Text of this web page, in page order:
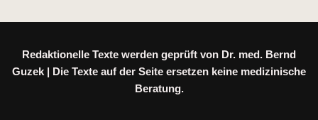
Redaktionelle Texte werden geprüft von Dr. med. Bernd
Guzek | Die Texte auf der Seite ersetzen keine medizinische
Beratung.